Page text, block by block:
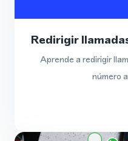
Redirigir
Aprende a redirigir
número